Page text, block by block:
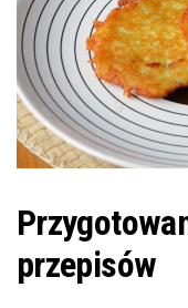
przepisów